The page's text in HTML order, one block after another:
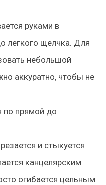
руками в
легкого щелчка. Для
небольшой
аккуратно, чтобы не
по прямой до
и стыкуется
канцелярским
огибается цельным